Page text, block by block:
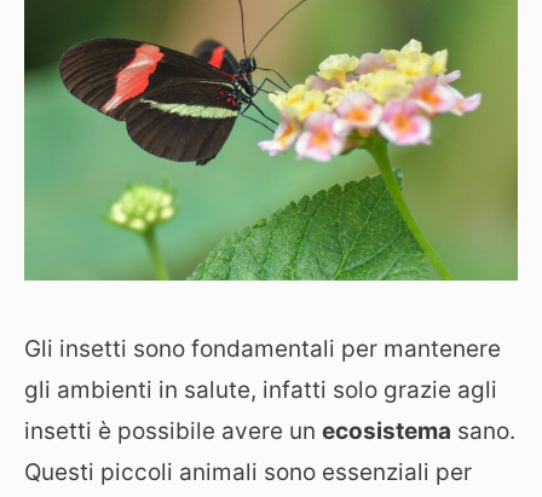
Gli insetti sono fondamentali per mantenere
gli ambienti in salute, infatti solo grazie agli
insetti è possibile avere un ecosistema sano.
Questi piccoli animali sono essenziali per